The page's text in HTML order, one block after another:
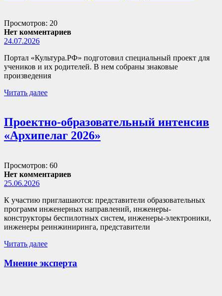
Просмотров: 20
Нет комментариев
24.07.2026
Портал «Культура.РФ» подготовил специальный проект для
учеников и их родителей. В нем собраны знаковые
произведения
Читать далее
Проектно-образовательный интенсив
«Архипелаг 2026»
Просмотров: 60
Нет комментариев
25.06.2026
К участию приглашаются: представители образовательных
программ инженерных направлений, инженеры-
конструкторы беспилотных систем, инженеры-электроники,
инженеры реинжиниринга, представители
Читать далее
Мнение эксперта